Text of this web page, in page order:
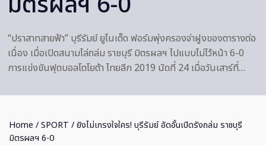
“ปราสาทสายฟ้า” บุรีรัมย์ ยูไนเต็ด ฟอร์มพุ่งครองจ่าฝูงของตารางต่อ
เนื่อง เมื่อเปิดสนามไล่ถล่ม ราชบุรี มิตรผลฯ ไปแบบไม่ไว้หน้า 6-0
การแข่งขันฟุตบอลโตโยต้า ไทยลีก 2019 นัดที่ 24 เมื่อวันเสาร์ที่…
Home /SPORT / ยิงไม่เกรงใจใคร! บุรีรัมย์ อัดอั้นเปิดรังถล่ม ราชบุรี
มิตรผลฯ 6-0